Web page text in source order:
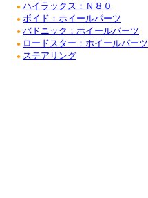
● ハイラックス：Ｎ８０
● ボイド：ホイールパーツ
● バドニック：ホイールパーツ
● ロードスター：ホイールパーツ
● ステアリング